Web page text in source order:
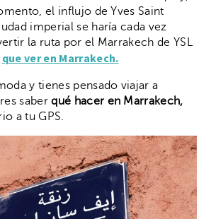
el influjo de Yves Saint
imperial se haría cada vez
la ruta por el Marrakech de YSL
que ver en Marrakech.
y tienes pensado viajar a
saber qué hacer en Marrakech,
a tu GPS.